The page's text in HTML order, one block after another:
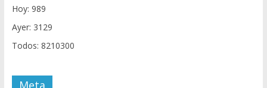
Hoy: 989
Ayer: 3129
Todos: 8210300
Meta